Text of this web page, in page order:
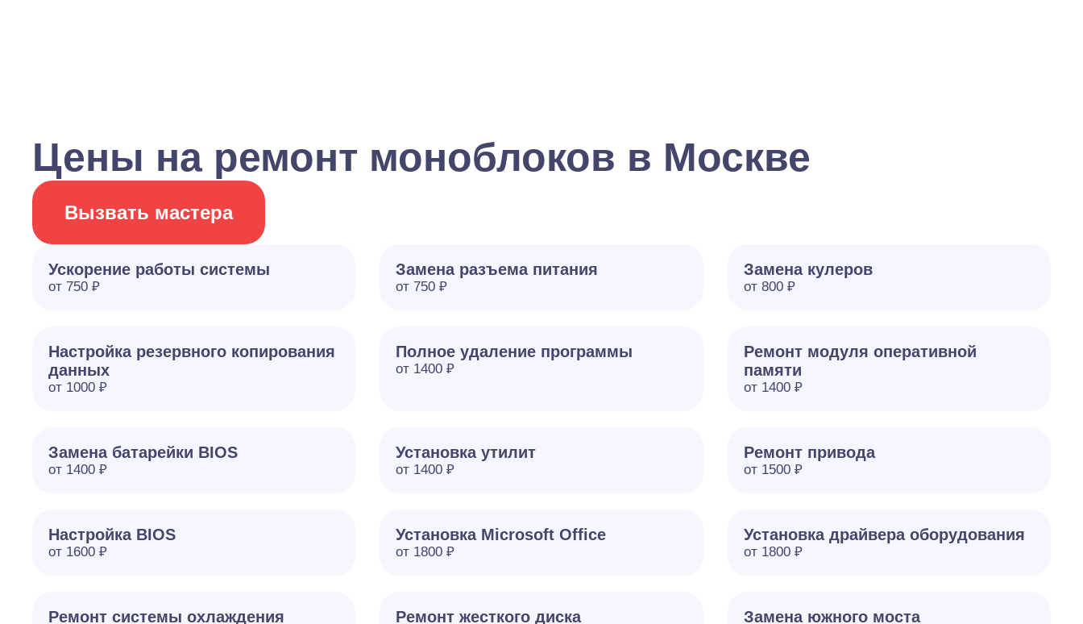
Цены на ремонт моноблоков в Москве
Вызвать мастера
Ускорение работы системы
от 750 ₽
Замена разъема питания
от 750 ₽
Замена кулеров
от 800 ₽
Настройка резервного копирования
данных
от 1000 ₽
Полное удаление программы
от 1400 ₽
Ремонт модуля оперативной
памяти
от 1400 ₽
Замена батарейки BIOS
от 1400 ₽
Установка утилит
от 1400 ₽
Ремонт привода
от 1500 ₽
Настройка BIOS
от 1600 ₽
Установка Microsoft Office
от 1800 ₽
Установка драйвера оборудования
от 1800 ₽
Ремонт системы охлаждения Ремонт жесткого диска Замена южного моста